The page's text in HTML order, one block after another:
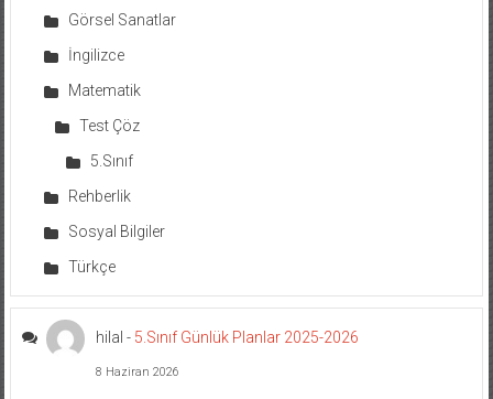
Görsel Sanatlar
İngilizce
Matematik
Test Çöz
5.Sınıf
Rehberlik
Sosyal Bilgiler
Türkçe
hilal - 5.Sınıf Günlük Planlar 2025-2026
8 Haziran 2026